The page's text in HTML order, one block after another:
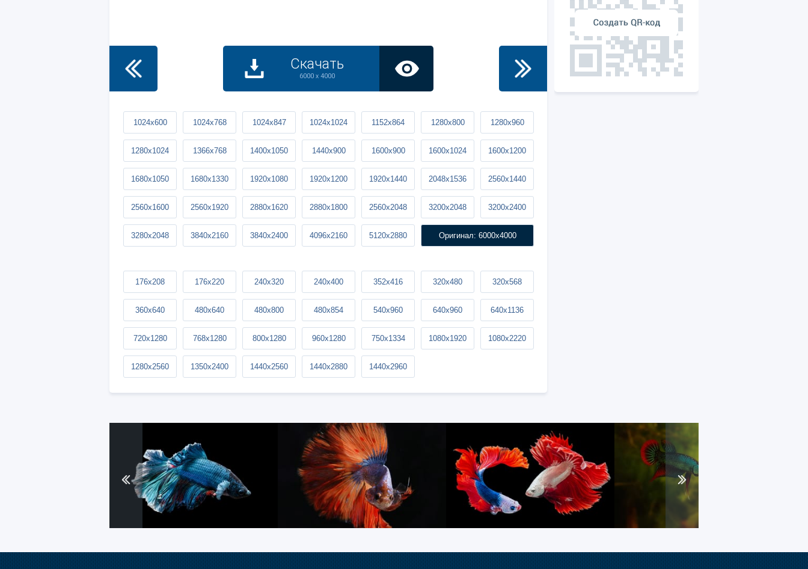
Скачать
6000 x 4000
1024x600 1024x768 1024x847 1024x1024 1152x864 1280x800 1280x960
1280x1024 1366x768 1400x1050 1440x900 1600x900 1600x1024 1600x1200
1680x1050 1680x1330 1920x1080 1920x1200 1920x1440 2048x1536 2560x1440
2560x1600 2560x1920 2880x1620 2880x1800 2560x2048 3200x2048 3200x2400
3280x2048 3840x2160 3840x2400 4096x2160 5120x2880 Оригинал: 6000x4000
176x208 176x220 240x320 240x400 352x416 320x480 320x568
360x640 480x640 480x800 480x854 540x960 640x960 640x1136
720x1280 768x1280 800x1280 960x1280 750x1334 1080x1920 1080x2220
1280x2560 1350x2400 1440x2560 1440x2880 1440x2960